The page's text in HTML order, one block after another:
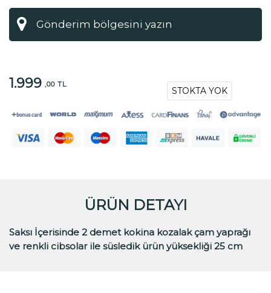
1.999 ,00 TL
STOKTA YOK
ÜRÜN DETAYI
Saksı İçerisinde 2 demet kokina kozalak çam yaprağı
ve renkli cibsolar ile süsledik ürün yüksekliği 25 cm